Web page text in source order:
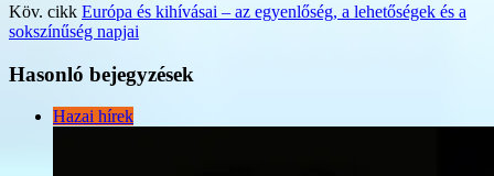
Köv. cikk Európa és kihívásai – az egyenlőség, a lehetőségek és a
sokszínűség napjai
Hasonló bejegyzések
Hazai hírek